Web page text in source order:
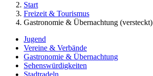
Start
Freizeit & Tourismus
Gastronomie & Übernachtung (versteckt)
Jugend
Vereine & Verbände
Gastronomie & Übernachtung
Sehenswürdigkeiten
Stadtradeln